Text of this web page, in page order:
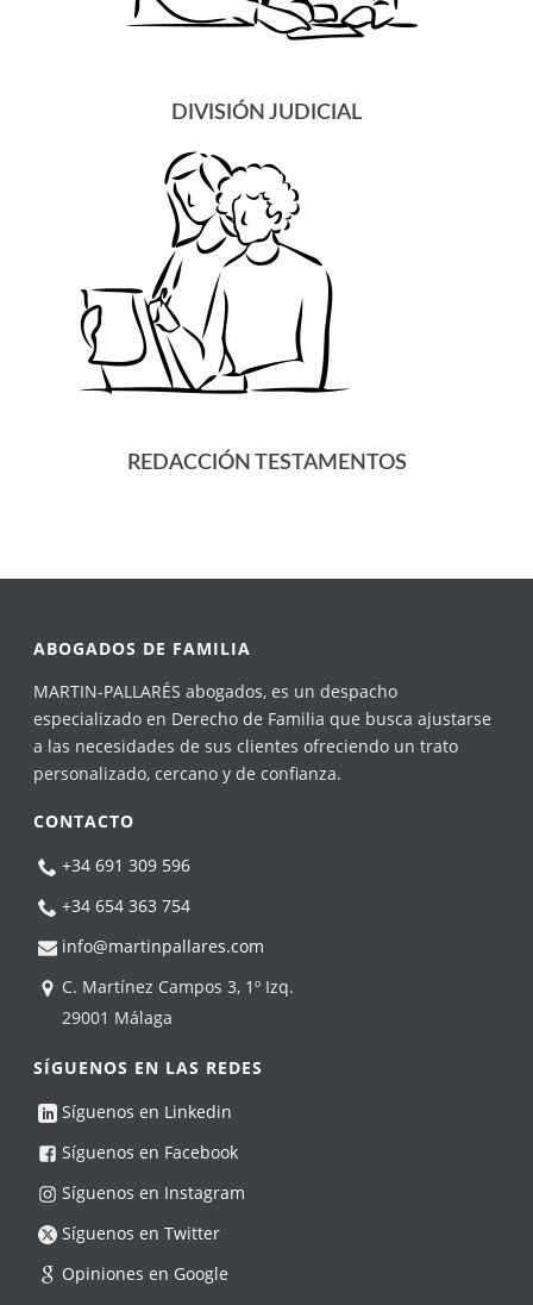
DIVISIÓN JUDICIAL
REDACCIÓN TESTAMENTOS
ABOGADOS DE FAMILIA
MARTIN-PALLARÉS abogados, es un despacho
especializado en Derecho de Familia que busca ajustarse
a las necesidades de sus clientes ofreciendo un trato
personalizado, cercano y de confianza.
CONTACTO
+34 691 309 596
+34 654 363 754
info@martinpallares.com
C. Martínez Campos 3, 1º Izq.
29001 Málaga
SÍGUENOS EN LAS REDES
Síguenos en Linkedin
Síguenos en Facebook
Síguenos en Instagram
Síguenos en Twitter
Opiniones en Google